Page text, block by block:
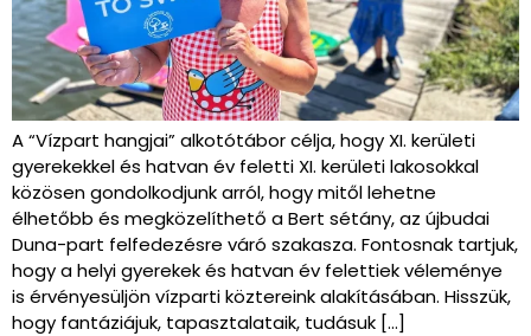
A “Vízpart hangjai” alkotótábor célja, hogy XI. kerületi
gyerekekkel és hatvan év feletti XI. kerületi lakosokkal
közösen gondolkodjunk arról, hogy mitől lehetne
élhetőbb és megközelíthető a Bert sétány, az újbudai
Duna-part felfedezésre váró szakasza. Fontosnak tartjuk,
hogy a helyi gyerekek és hatvan év felettiek véleménye
is érvényesüljön vízparti köztereink alakításában. Hisszük,
hogy fantáziájuk, tapasztalataik, tudásuk […]